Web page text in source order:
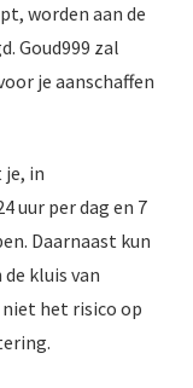
worden aan de
Goud999 zal
je aanschaffen
je, in
uur per dag en 7
Daarnaast kun
kluis van
niet het risico op